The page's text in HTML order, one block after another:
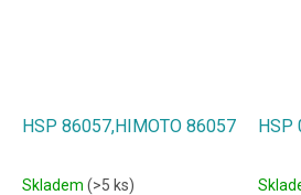
HSP 86057,HIMOTO 86057
Skladem (>5 ks)
HSP